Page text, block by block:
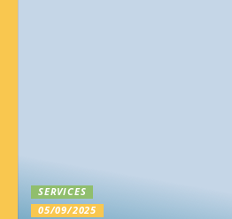
SERVICES
05/09/2025